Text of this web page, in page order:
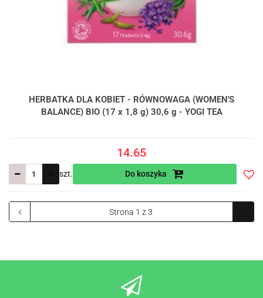
HERBATKA DLA KOBIET - RÓWNOWAGA (WOMEN'S
BALANCE) BIO (17 x 1,8 g) 30,6 g - YOGI TEA
14.65
szt. Do koszyka